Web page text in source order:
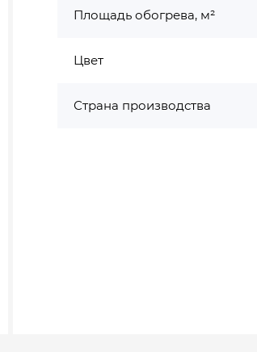
Площадь обогрева, м²
Цвет
Страна производства